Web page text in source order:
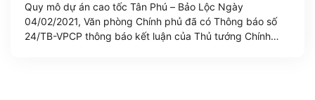
Quy mô dự án cao tốc Tân Phú – Bảo Lộc Ngày
04/02/2021, Văn phòng Chính phủ đã có Thông báo số
24/TB-VPCP thông báo kết luận của Thủ tướng Chính